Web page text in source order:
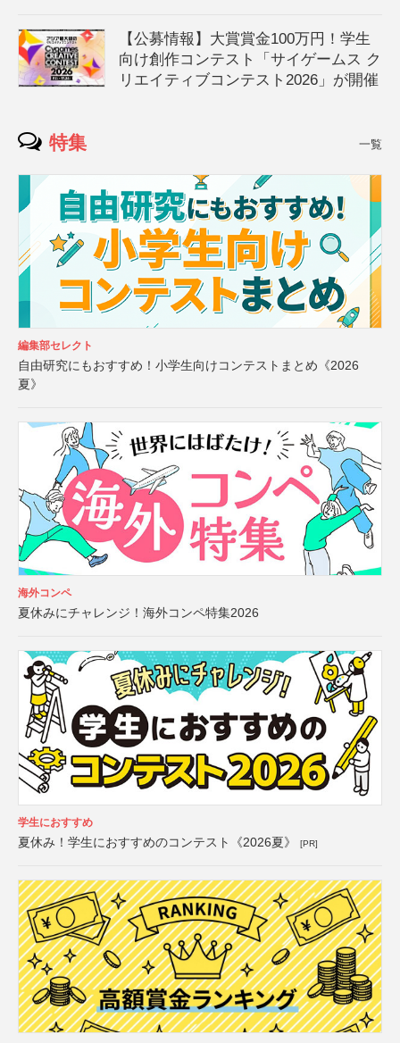
【公募情報】大賞賞金100万円！学生
向け創作コンテスト「サイゲームス ク
リエイティブコンテスト2026」が開催
特集 一覧
編集部セレクト
自由研究にもおすすめ！小学生向けコンテストまとめ《2026
夏》
海外コンペ
夏休みにチャレンジ！海外コンペ特集2026
学生におすすめ
夏休み！学生におすすめのコンテスト《2026夏》 [PR]